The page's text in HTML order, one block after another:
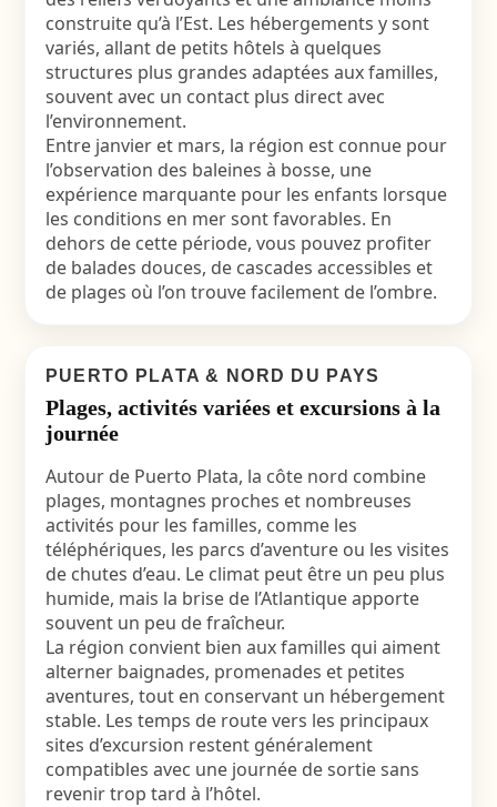
construite qu’à l’Est. Les hébergements y sont
variés, allant de petits hôtels à quelques
structures plus grandes adaptées aux familles,
souvent avec un contact plus direct avec
l’environnement.
Entre janvier et mars, la région est connue pour
l’observation des baleines à bosse, une
expérience marquante pour les enfants lorsque
les conditions en mer sont favorables. En
dehors de cette période, vous pouvez profiter
de balades douces, de cascades accessibles et
de plages où l’on trouve facilement de l’ombre.
PUERTO PLATA & NORD DU PAYS
Plages, activités variées et excursions à la
journée
Autour de Puerto Plata, la côte nord combine
plages, montagnes proches et nombreuses
activités pour les familles, comme les
téléphériques, les parcs d’aventure ou les visites
de chutes d’eau. Le climat peut être un peu plus
humide, mais la brise de l’Atlantique apporte
souvent un peu de fraîcheur.
La région convient bien aux familles qui aiment
alterner baignades, promenades et petites
aventures, tout en conservant un hébergement
stable. Les temps de route vers les principaux
sites d’excursion restent généralement
compatibles avec une journée de sortie sans
revenir trop tard à l’hôtel.